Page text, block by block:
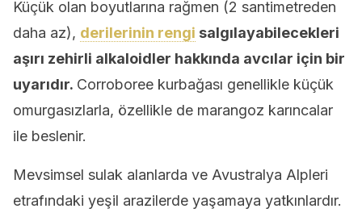
Küçük olan boyutlarına rağmen (2 santimetreden
daha az), derilerinin rengi salgılayabilecekleri
aşırı zehirli alkaloidler hakkında avcılar için bir
uyarıdır. Corroboree kurbağası genellikle küçük
omurgasızlarla, özellikle de marangoz karıncalar
ile beslenir.
Mevsimsel sulak alanlarda ve Avustralya Alpleri
etrafındaki yeşil arazilerde yaşamaya yatkınlardır.